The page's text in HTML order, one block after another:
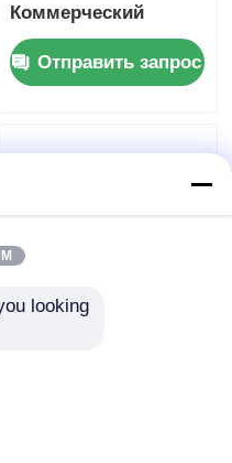
Коммерческий
Очиститель Воды
RO Системы с 4-
ступенчатой
Отправить запрос
looking